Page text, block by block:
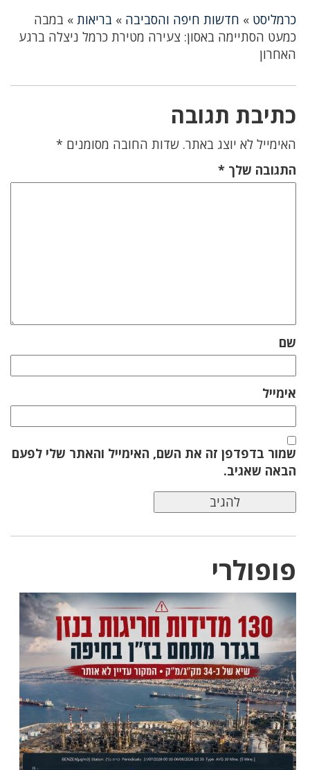
כרמליסט » חדשות חיפה והסביבה » בריאות » במבה
כמעט הסתיימה באסון: צעירה מטירת כרמל ניצלה ברגע
האחרון
כתיבת תגובה
האימייל לא יוצג באתר. שדות החובה מסומנים *
התגובה שלך *
שם
אימייל
שמור בדפדפן זה את השם, האימייל והאתר שלי לפעם
הבאה שאגיב.
פופולרי